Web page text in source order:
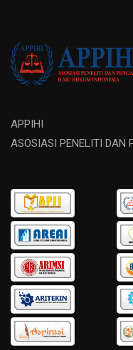
APPIHI
ASOSIASI PENELITI DAN